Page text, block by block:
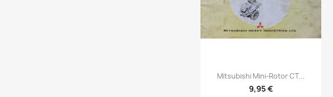
Aperçu rapide
Mitsubishi Mini-Rotor CT...
9,95 €